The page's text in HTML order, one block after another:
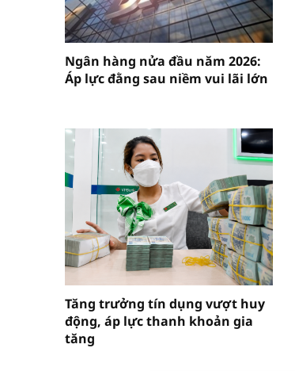
Ngân hàng nửa đầu năm 2026:
Áp lực đằng sau niềm vui lãi lớn
Tăng trưởng tín dụng vượt huy
động, áp lực thanh khoản gia
tăng